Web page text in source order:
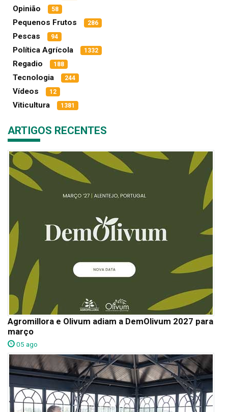
Opinião 58
Pequenos Frutos 286
Pescas 94
Política Agrícola 1332
Regadio 188
Tecnologia 244
Vídeos 12
Viticultura 1381
ARTIGOS RECENTES
Agromillora e Olivum adiam a DemOlivum 2027 para
março
05 ago